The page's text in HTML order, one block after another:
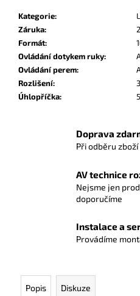
Kategorie:
Záruka:
Formát:
Ovládání dotykem ruky:
Ovládání perem:
Rozlišení:
Úhlopříčka:
Doprava
Při odběru
AV technice
Nejsme jen
doporučíme
Instalace a
Provádíme
Popis Diskuze